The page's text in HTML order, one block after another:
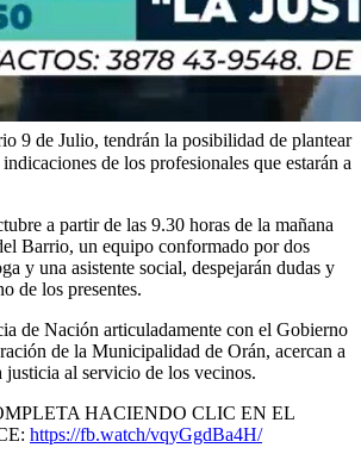
9 de Julio, tendrán la posibilidad de plantear
de los profesionales que estarán a
a partir de las 9.30 horas de la mañana
Barrio, un equipo conformado por dos
y una asistente social, despejarán dudas y
de los presentes.
de Nación articuladamente con el Gobierno
de la Municipalidad de Orán, acercan a
justicia al servicio de los vecinos.
HACIENDO CLIC EN EL
https://fb.watch/vqyGgdBa4H/